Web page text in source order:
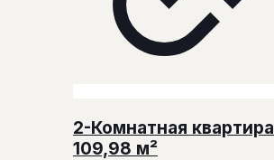
2-Комнатная квартира
109,98 м²